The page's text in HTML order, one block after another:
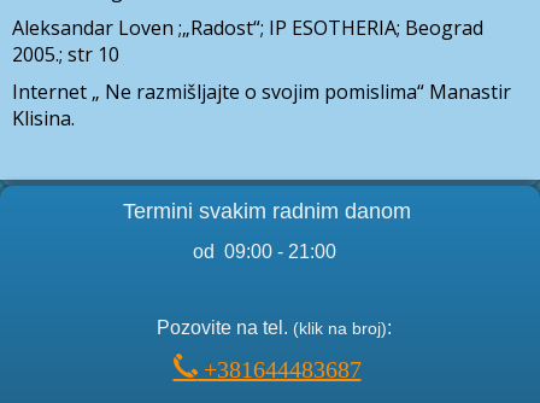
Aleksandar Loven ;„Radost“; IP ESOTHERIA; Beograd
2005.; str 10
Internet „ Ne razmišljajte o svojim pomislima“ Manastir
Klisina.
Termini svakim radnim danom
od 09:00 - 21:00
Pozovite na tel. (klik na broj):
+381644483687